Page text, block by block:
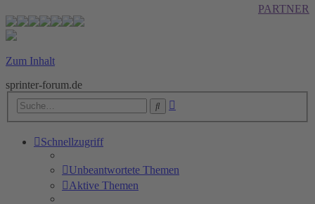
PARTNER
Zum Inhalt
sprinter-forum.de
Suche
Schnellzugriff
Unbeantwortete Themen
Aktive Themen